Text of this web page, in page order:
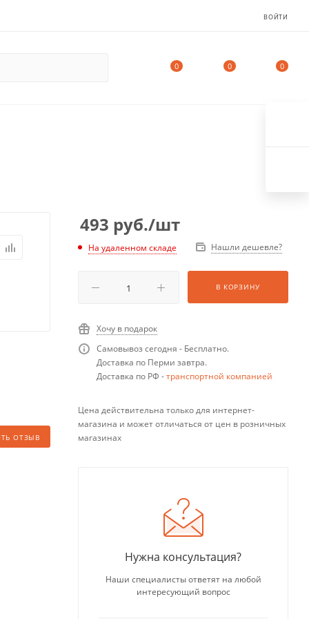
ВОЙТИ
0 0 0
ОТЗЫВ
493 руб./шт
На удаленном складе Нашли дешевле?
В КОРЗИНУ
Хочу в подарок
Самовывоз сегодня - Бесплатно.
Доставка по Перми завтра.
Доставка по РФ -транспортной компанией
Цена действительна только для интернет-
магазина и может отличаться от цен в розничных
магазинах
Нужна консультация?
Наши специалисты ответят на любой
интересующий вопрос